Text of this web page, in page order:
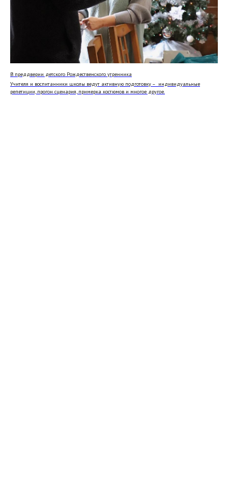
В преддверии детского Рождественского утренника
Учителя и воспитанники школы ведут активную подготовку – индивидуальные
репетиции, прогон сценария, примерка костюмов и многое другое.
Телефон: +351 960 087 953
Адрес:Rua Jardim do Tabaco, 1
Храм открытво время